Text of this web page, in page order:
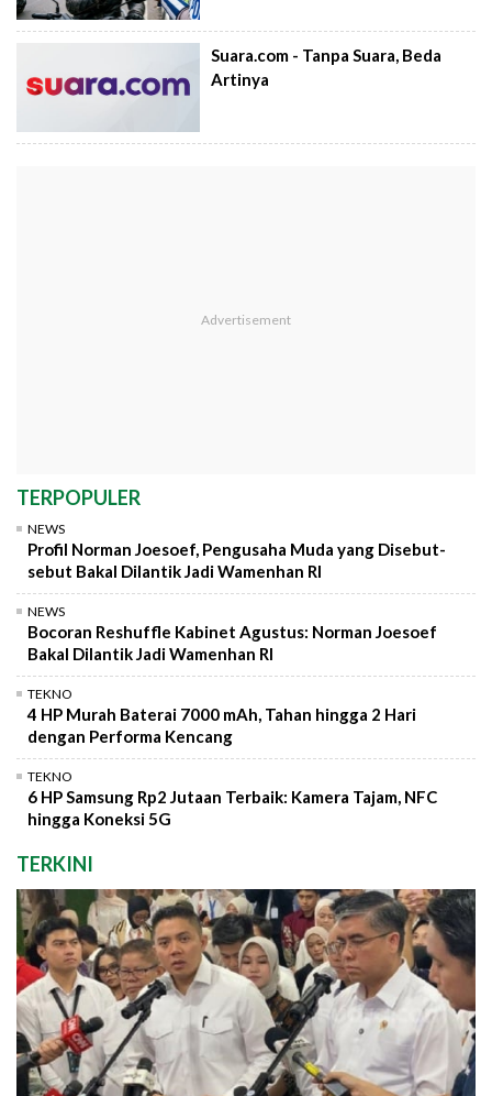
Suara.com - Tanpa Suara, Beda
Artinya
TERPOPULER
NEWS
Profil Norman Joesoef, Pengusaha Muda yang Disebut-
sebut Bakal Dilantik Jadi Wamenhan RI
NEWS
Bocoran Reshuffle Kabinet Agustus: Norman Joesoef
Bakal Dilantik Jadi Wamenhan RI
TEKNO
4 HP Murah Baterai 7000 mAh, Tahan hingga 2 Hari
dengan Performa Kencang
TEKNO
6 HP Samsung Rp2 Jutaan Terbaik: Kamera Tajam, NFC
hingga Koneksi 5G
TERKINI